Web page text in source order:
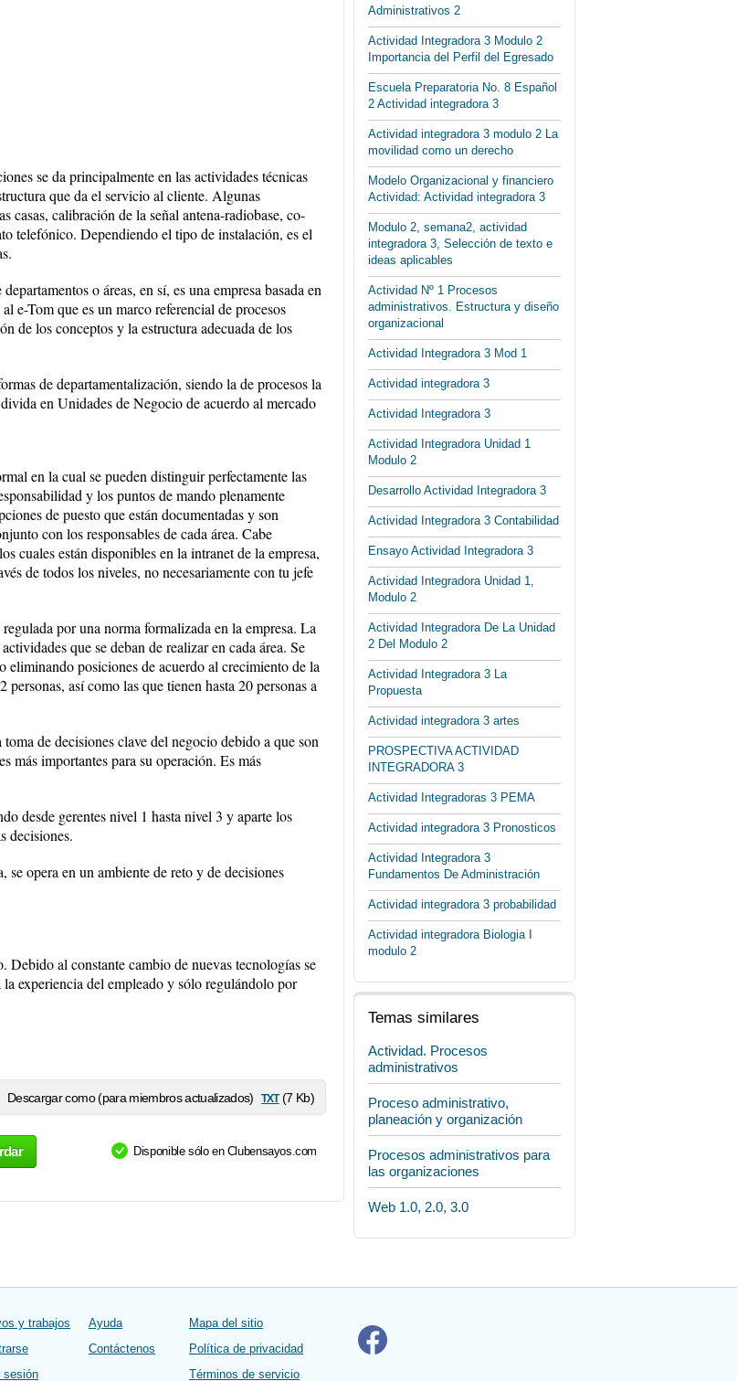
se da principalmente en las actividades técnicas
que da el servicio al cliente. Algunas
casas, calibración de la señal antena-radiobase, co-
telefónico. Dependiendo el tipo de instalación, es el
o áreas, en sí, es una empresa basada en
e-Tom que es un marco referencial de procesos
de los conceptos y la estructura adecuada de los
de departamentalización, siendo la de procesos la
en Unidades de Negocio de acuerdo al mercado
en la cual se pueden distinguir perfectamente las
y los puntos de mando plenamente
de puesto que están documentadas y son
con los responsables de cada área. Cabe
cuales están disponibles en la intranet de la empresa,
de todos los niveles, no necesariamente con tu jefe
por una norma formalizada en la empresa. La
que se deban de realizar en cada área. Se
eliminando posiciones de acuerdo al crecimiento de la
así como las que tienen hasta 20 personas a
de decisiones clave del negocio debido a que son
más importantes para su operación. Es más
desde gerentes nivel 1 hasta nivel 3 y aparte los
decisiones.
opera en un ambiente de reto y de decisiones
al constante cambio de nuevas tecnologías se
experiencia del empleado y sólo regulándolo por
Descargar como (para miembros actualizados) txt(7 Kb)
Disponible sólo en Clubensayos.com
Administrativos 2
Actividad Integradora 3 Modulo 2
Importancia del Perfil del Egresado
Escuela Preparatoria No. 8 Español
2 Actividad integradora 3
Actividad integradora 3 modulo 2 La
movilidad como un derecho
Modelo Organizacional y financiero
Actividad: Actividad integradora 3
Modulo 2, semana2, actividad
integradora 3, Selección de texto e
ideas aplicables
Actividad Nº 1 Procesos
administrativos. Estructura y diseño
organizacional
Actividad Integradora 3 Mod 1
Actividad integradora 3
Actividad Integradora 3
Actividad Integradora Unidad 1
Modulo 2
Desarrollo Actividad Integradora 3
Actividad Integradora 3 Contabilidad
Ensayo Actividad Integradora 3
Actividad Integradora Unidad 1,
Modulo 2
Actividad Integradora De La Unidad
2 Del Modulo 2
Actividad Integradora 3 La
Propuesta
Actividad integradora 3 artes
PROSPECTIVA ACTIVIDAD
INTEGRADORA 3
Actividad Integradoras 3 PEMA
Actividad integradora 3 Pronosticos
Actividad Integradora 3
Fundamentos De Administración
Actividad integradora 3 probabilidad
Actividad integradora Biologia I
modulo 2
Temas similares
Actividad. Procesos
administrativos
Proceso administrativo,
planeación y organización
Procesos administrativos para
las organizaciones
Web 1.0, 2.0, 3.0
y trabajos
sesión
Ayuda
Contáctenos
Mapa del sitio
Política de privacidad
Términos de servicio